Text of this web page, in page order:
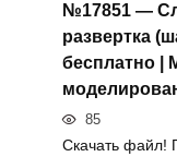
№17851 —
развертка
бесплатно |
85
Скачать файл!